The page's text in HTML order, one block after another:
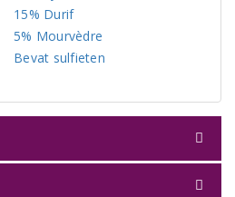
15% Durif
5% Mourvèdre
Bevat sulfieten